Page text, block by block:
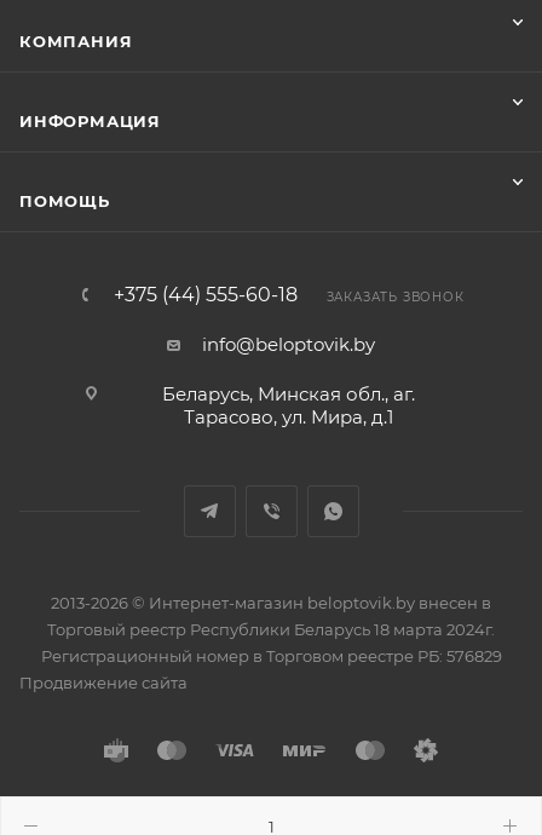
КОМПАНИЯ
ИНФОРМАЦИЯ
ПОМОЩЬ
+375 (44) 555-60-18 ЗАКАЗАТЬ ЗВОНОК
info@beloptovik.by
Беларусь, Минская обл., аг.
Тарасово, ул. Мира, д.1
2013-2026 © Интернет-магазин beloptovik.by внесен в
Торговый реестр Республики Беларусь 18 марта 2024г.
Регистрационный номер в Торговом реестре РБ: 576829
Продвижение сайта
Разработано в